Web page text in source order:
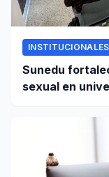
INSTITUCIONALES
Sunedu
sexual en